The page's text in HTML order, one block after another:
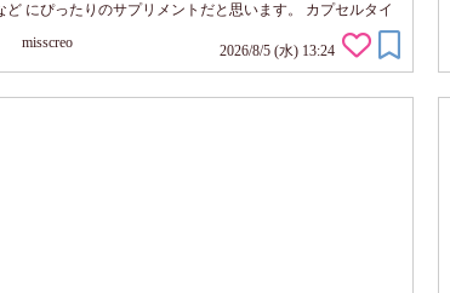
ど にぴったりのサプリメントだと思います。 カプセルタイ
1日に３から６粒を目安で飲めばいいので 続けられそうな気
ます。
misscreo 2026/8/5 (水) 13:24